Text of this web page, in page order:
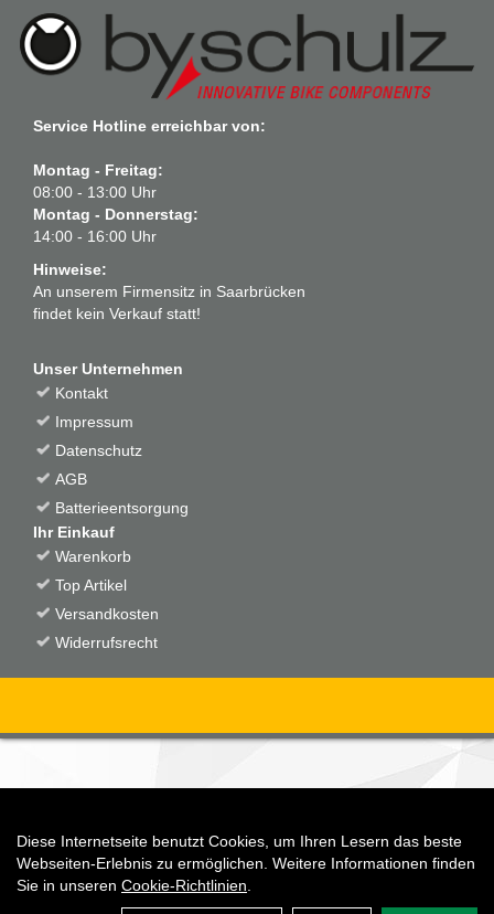
Service Hotline erreichbar von:
Montag - Freitag:
08:00 - 13:00 Uhr
Montag - Donnerstag:
14:00 - 16:00 Uhr
Hinweise:
An unserem Firmensitz in Saarbrücken
findet kein Verkauf statt!
Unser Unternehmen
Kontakt
Impressum
Datenschutz
AGB
Batterieentsorgung
Ihr Einkauf
Warenkorb
Top Artikel
Versandkosten
Widerrufsrecht
Diese Internetseite benutzt Cookies, um Ihren Lesern das beste
Webseiten-Erlebnis zu ermöglichen. Weitere Informationen finden
Sie in unseren Cookie-Richtlinien
Auftrag widerrufen